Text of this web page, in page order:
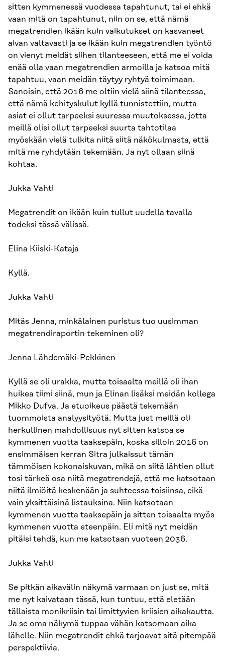
sitten kymmenessä vuodessa tapahtunut, tai ei ehkä
vaan mitä on tapahtunut, niin on se, että nämä
megatrendien ikään kuin vaikutukset on kasvaneet
aivan valtavasti ja se ikään kuin megatrendien työntö
on vienyt meidät siihen tilanteeseen, että me ei voida
enää olla vaan megatrendien armoilla ja katsoa mitä
tapahtuu, vaan meidän täytyy ryhtyä toimimaan.
Sanoisin, että 2016 me oltiin vielä siinä tilanteessa,
että nämä kehityskulut kyllä tunnistettiin, mutta
asiat ei ollut tarpeeksi suuressa muutoksessa, jotta
meillä olisi ollut tarpeeksi suurta tahtotilaa
myöskään vielä tulkita niitä siitä näkökulmasta, että
mitä me ryhdytään tekemään. Ja nyt ollaan siinä
kohtaa.
Jukka Vahti
Megatrendit on ikään kuin tullut uudella tavalla
todeksi tässä välissä.
Elina Kiiski-Kataja
Kyllä.
Jukka Vahti
Mitäs Jenna, minkälainen puristus tuo uusimman
megatrendiraportin tekeminen oli?
Jenna Lähdemäki-Pekkinen
Kyllä se oli urakka, mutta toisaalta meillä oli ihan
huikea tiimi siinä, mun ja Elinan lisäksi meidän kollega
Mikko Dufva. Ja etuoikeus päästä tekemään
tuommoista analyysityötä. Mutta just meillä oli
herkullinen mahdollisuus nyt sitten katsoa se
kymmenen vuotta taaksepäin, koska silloin 2016 on
ensimmäisen kerran Sitra julkaissut tämän
tämmöisen kokonaiskuvan, mikä on siitä lähtien ollut
tosi tärkeä osa niitä megatrendejä, että me katsotaan
niitä ilmiöitä keskenään ja suhteessa toisiinsa, eikä
vain yksittäisinä listauksina. Niin katsotaan
kymmenen vuotta taaksepäin ja sitten toisaalta myös
kymmenen vuotta eteenpäin. Eli mitä nyt meidän
pitäisi tehdä, kun me katsotaan vuoteen 2036.
Jukka Vahti
Se pitkän aikavälin näkymä varmaan on just se, mitä
me nyt kaivataan tässä, kun tuntuu, että eletään
tällaista monikriisin tai limittyvien kriisien aikakautta.
Ja se oma näkymä tuppaa vähän katsomaan aika
lähelle. Niin megatrendit ehkä tarjoavat sitä pitempää
perspektiivia.